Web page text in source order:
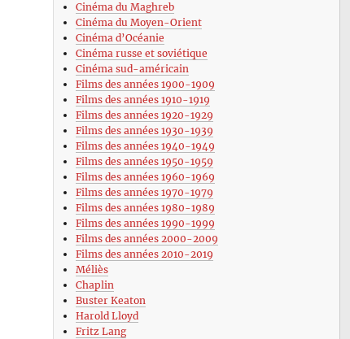
Cinéma du Maghreb
Cinéma du Moyen-Orient
Cinéma d’Océanie
Cinéma russe et soviétique
Cinéma sud-américain
Films des années 1900-1909
Films des années 1910-1919
Films des années 1920-1929
Films des années 1930-1939
Films des années 1940-1949
Films des années 1950-1959
Films des années 1960-1969
Films des années 1970-1979
Films des années 1980-1989
Films des années 1990-1999
Films des années 2000-2009
Films des années 2010-2019
Méliès
Chaplin
Buster Keaton
Harold Lloyd
Fritz Lang